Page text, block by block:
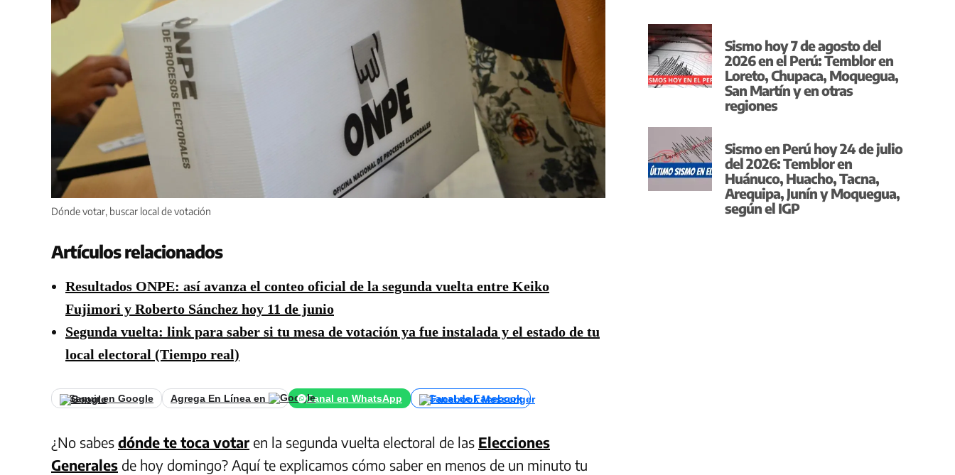
Dónde votar, buscar local de votación
Artículos relacionados
Resultados ONPE: así avanza el conteo oficial de la segunda vuelta entre Keiko
Fujimori y Roberto Sánchez hoy 11 de junio
Segunda vuelta: link para saber si tu mesa de votación ya fue instalada y el estado de tu
local electoral (Tiempo real)
Seguir en Google Agrega En Línea en Canal en WhatsApp Canal de Facebook
¿No sabes dónde te toca votar en la segunda vuelta electoral de las Elecciones
Generales de hoy domingo? Aquí te explicamos cómo saber en menos de un minuto tu
Sismo hoy 7 de agosto del
2026 en el Perú: Temblor en
Loreto, Chupaca, Moquegua,
San Martín y en otras
regiones
Sismo en Perú hoy 24 de julio
del 2026: Temblor en
Huánuco, Huacho, Tacna,
Arequipa, Junín y Moquegua,
según el IGP